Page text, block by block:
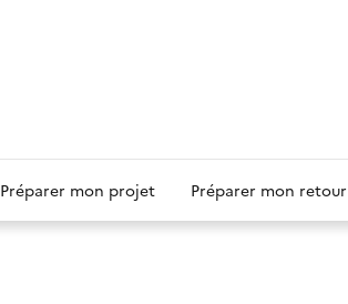
Préparer mon projet Préparer mon retour